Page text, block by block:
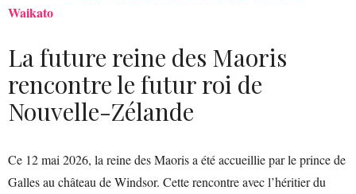
Waikato
La future reine des Maoris
rencontre le futur roi de
Nouvelle-Zélande
Ce 12 mai 2026, la reine des Maoris a été accueillie par le prince de
Galles au château de Windsor. Cette rencontre avec l’héritier du